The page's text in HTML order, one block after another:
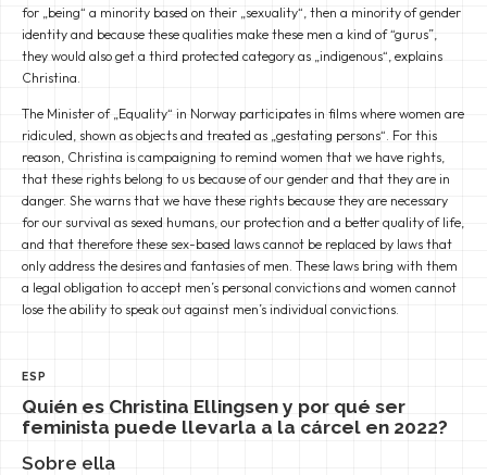
for „being“ a minority based on their „sexuality“, then a minority of gender
identity and because these qualities make these men a kind of “gurus”,
they would also get a third protected category as „indigenous“, explains
Christina.
The Minister of „Equality“ in Norway participates in films where women are
ridiculed, shown as objects and treated as „gestating persons“. For this
reason, Christina is campaigning to remind women that we have rights,
that these rights belong to us because of our gender and that they are in
danger. She warns that we have these rights because they are necessary
for our survival as sexed humans, our protection and a better quality of life,
and that therefore these sex-based laws cannot be replaced by laws that
only address the desires and fantasies of men. These laws bring with them
a legal obligation to accept men’s personal convictions and women cannot
lose the ability to speak out against men’s individual convictions.
ESP
Quién es Christina Ellingsen y por qué ser
feminista puede llevarla a la cárcel en 2022?
Sobre ella